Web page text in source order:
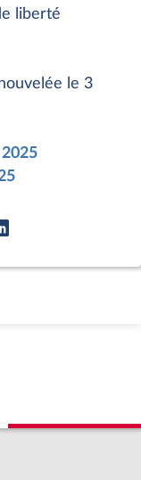
liberté
le 3